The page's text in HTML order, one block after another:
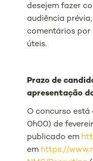
desejem fazer
audiência
comentários por
úteis.
Prazo de
apresentação
O concurso está
0h00) de
publicado em
em https://